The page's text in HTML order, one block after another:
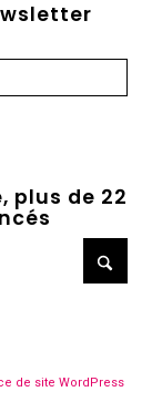
plus de 22
de site WordPress